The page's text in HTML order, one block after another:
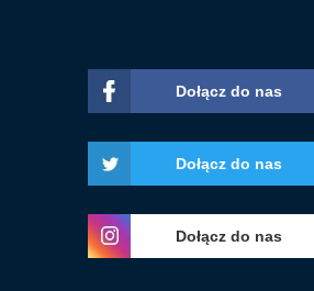
Dołącz do nas
Dołącz do nas
Dołącz do nas